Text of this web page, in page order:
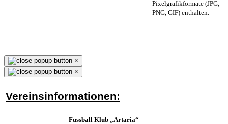
Pixelgrafikformate (JPG,
PNG, GIF) enthalten.
×
×
Vereinsinformationen:
Fussball Klub „Artaria“